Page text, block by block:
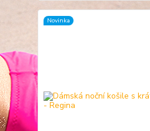
Novinka